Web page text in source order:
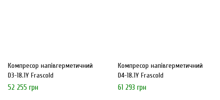
Компресор напівгерметичний
D3-18.1Y Frascold
52 255 грн
Компресор напівгерметичний
D4-18.1Y Frascold
61 293 грн